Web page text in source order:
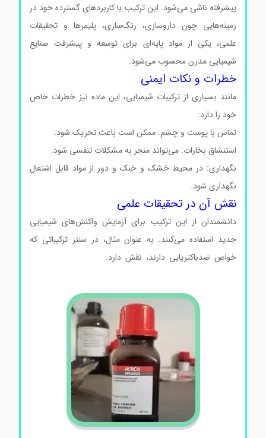
پیشرفته ناشی می‌شود. این ترکیب با کاربردهای گسترده خود در
زمینه‌هایی چون داروسازی، رنگ‌سازی، پلیمرها و تحقیقات
علمی، یکی از مواد پایه‌ای برای توسعه و پیشرفت صنایع
شیمیایی مدرن محسوب می‌شود.
خطرات و نکات ایمنی
مانند بسیاری از ترکیبات شیمیایی، این ماده نیز خطرات خاص
خود را دارد:
تماس با پوست و چشم: ممکن است باعث تحریک شود.
استنشاق بخارات: می‌تواند منجر به مشکلات تنفسی شود.
نگهداری: در محیط خشک و خنک و دور از مواد قابل اشتعال
نگهداری شود.
نقش آن در تحقیقات علمی
دانشمندان از این ترکیب برای آزمایش واکنش‌های شیمیایی
جدید استفاده می‌کنند. به عنوان مثال، در سنتز ترکیباتی که
خواص ضدباکتریایی دارند، نقش دارد. 4-برومو-ان و ان دی